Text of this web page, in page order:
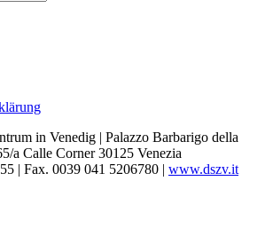
in Venedig | Palazzo Barbarigo della
a Calle Corner 30125 Venezia
| Fax. 0039 041 5206780 | www.dszv.it